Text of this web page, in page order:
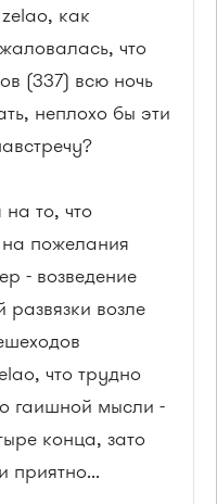
как
что
(337) всю ночь
неплохо бы эти
то, что
на пожелания
- возведение
возле
что трудно
гаишной мысли -
конца, зато
приятно...